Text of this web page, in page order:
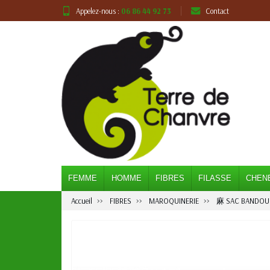
Appelez-nous : 06 86 44 92 73 Contact
FEMME HOMME FIBRES FILASSE
Accueil FIBRES MAROQUINERIE ⿇ SAC